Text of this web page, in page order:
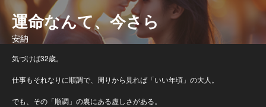
運命なんて、今さら
安納
気づけば32歳。
仕事もそれなりに順調で、周りから見れば「いい年頃」の大人。
でも、その「順調」の裏にある虚しさがある。